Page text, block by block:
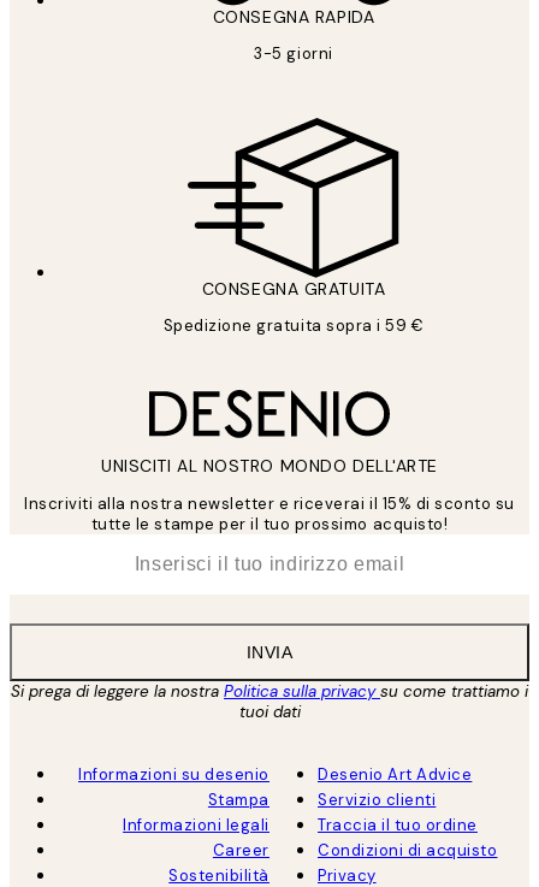
CONSEGNA RAPIDA
3-5 giorni
CONSEGNA GRATUITA
Spedizione gratuita sopra i 59 €
UNISCITI AL NOSTRO MONDO DELL'ARTE
Inscriviti alla nostra newsletter e riceverai il 15% di sconto su
tutte le stampe per il tuo prossimo acquisto!
INVIA
Si prega di leggere la nostra Politica sulla privacysu come trattiamo i
tuoi dati
Informazioni su desenio
Stampa
Informazioni legali
Career
Sostenibilità
Desenio Art Advice
Servizio clienti
Traccia il tuo ordine
Condizioni di acquisto
Privacy